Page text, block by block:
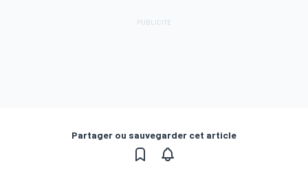
Partager ou sauvegarder cet article